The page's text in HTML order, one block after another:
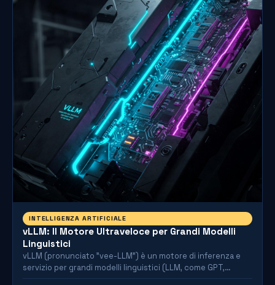
INTELLIGENZA ARTIFICIALE
vLLM: Il Motore Ultraveloce per Grandi Modelli
Linguistici
vLLM (pronunciato "vee-LLM") è un motore di inferenza e
servizio per grandi modelli linguistici (LLM, come GPT,
LLaMA,…